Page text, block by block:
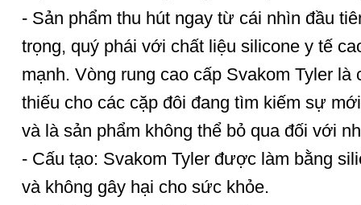
- Sản phẩm thu hút ngay từ cái nhìn đầu
trọng, quý phái với chất liệu silicone y tế
mạnh. Vòng rung cao cấp Svakom Tyler là
thiếu cho các cặp đôi đang tìm kiếm sự
và là sản phẩm không thể bỏ qua đối với
- Cấu tạo: Svakom Tyler được làm bằng
và không gây hại cho sức khỏe.